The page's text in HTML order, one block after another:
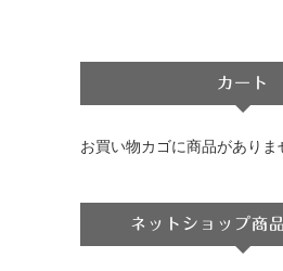
カート
お買い物カゴに商品がありま
ネットショップ商